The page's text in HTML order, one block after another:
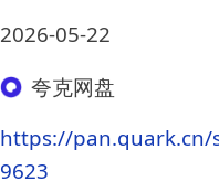
2026-05-22
夸克网盘
https://pan.quark.cn/
9623